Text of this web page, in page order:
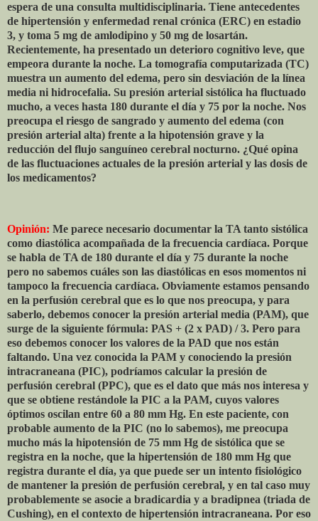
espera de una consulta multidisciplinaria. Tiene antecedentes
de hipertensión y enfermedad renal crónica (ERC) en estadio
3, y toma 5 mg de amlodipino y 50 mg de losartán.
Recientemente, ha presentado un deterioro cognitivo leve, que
empeora durante la noche. La tomografía computarizada (TC)
muestra un aumento del edema, pero sin desviación de la línea
media ni hidrocefalia. Su presión arterial sistólica ha fluctuado
mucho, a veces hasta 180 durante el día y 75 por la noche. Nos
preocupa el riesgo de sangrado y aumento del edema (con
presión arterial alta) frente a la hipotensión grave y la
reducción del flujo sanguíneo cerebral nocturno. ¿Qué opina
de las fluctuaciones actuales de la presión arterial y las dosis de
los medicamentos?
Opinión: Me parece necesario documentar la TA tanto sistólica
como diastólica acompañada de la frecuencia cardíaca. Porque
se habla de TA de 180 durante el día y 75 durante la noche
pero no sabemos cuáles son las diastólicas en esos momentos ni
tampoco la frecuencia cardíaca. Obviamente estamos pensando
en la perfusión cerebral que es lo que nos preocupa, y para
saberlo, debemos conocer la presión arterial media (PAM), que
surge de la siguiente fórmula: PAS + (2 x PAD) / 3. Pero para
eso debemos conocer los valores de la PAD que nos están
faltando. Una vez conocida la PAM y conociendo la presión
intracraneana (PIC), podríamos calcular la presión de
perfusión cerebral (PPC), que es el dato que más nos interesa y
que se obtiene restándole la PIC a la PAM, cuyos valores
óptimos oscilan entre 60 a 80 mm Hg. En este paciente, con
probable aumento de la PIC (no lo sabemos), me preocupa
mucho más la hipotensión de 75 mm Hg de sistólica que se
registra en la noche, que la hipertensión de 180 mm Hg que
registra durante el día, ya que puede ser un intento fisiológico
de mantener la presión de perfusión cerebral, y en tal caso muy
probablemente se asocie a bradicardia y a bradipnea (triada de
Cushing), en el contexto de hipertensión intracraneana. Por eso